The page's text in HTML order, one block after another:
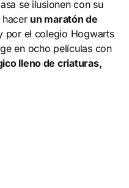
se ilusionen con su
un maratón de
por el colegio Hogwarts
en ocho películas con
lleno de criaturas,